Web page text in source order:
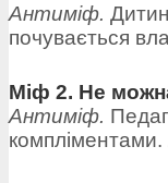
Антиміф.
почувається
Міф 2. Не
Антиміф.
компліментами.